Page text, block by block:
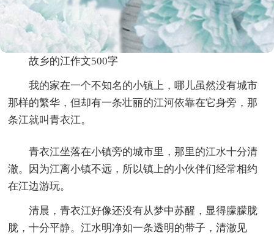
故乡的江作文500字
我的家在一个不知名的小镇上，哪儿虽然没有城市
那样的繁华，但却有一条壮丽的江河依靠在它身旁，那
条江就叫青衣江。
青衣江坐落在小镇旁的城市里，那里的江水十分清
澈。因为江离小镇不远，所以镇上的小伙伴们经常相约
在江边游玩。
清晨，青衣江好像还没有从梦中苏醒，显得朦朦胧
胧，十分平静。江水明净如一条透明的带子，清澈见